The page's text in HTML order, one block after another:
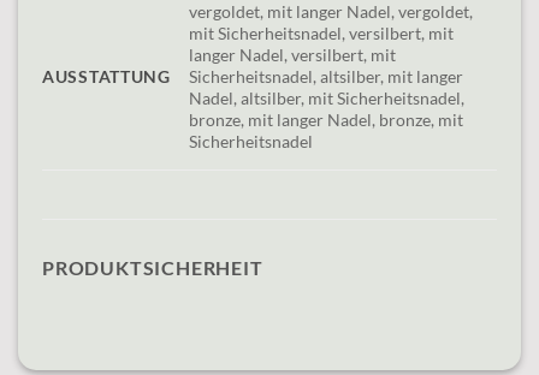
AUSSTATTUNG
vergoldet, mit langer Nadel, vergoldet,
mit Sicherheitsnadel, versilbert, mit
langer Nadel, versilbert, mit
Sicherheitsnadel, altsilber, mit langer
Nadel, altsilber, mit Sicherheitsnadel,
bronze, mit langer Nadel, bronze, mit
Sicherheitsnadel
PRODUKTSICHERHEIT